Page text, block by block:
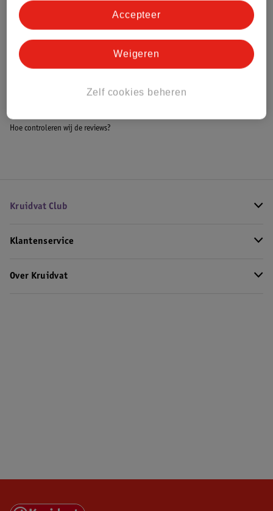
Bestel & Bezorginformatie
Bekijk ook
Alle Loopbanden
Hoe controleren wij de reviews?
Kruidvat Club
Klantenservice
Over Kruidvat
Zelf cookies beheren
Weigeren
Accepteer